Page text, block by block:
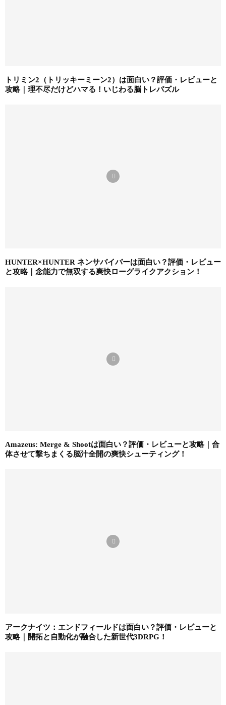
トリミン2（トリッキーミーン2）は面白い？評価・レビューと
攻略｜理不尽だけどハマる！いじわる脳トレパズル
HUNTER×HUNTER ネンサバイバーは面白い？評価・レビュー
と攻略｜念能力で無双する爽快ローグライクアクション！
Amazeus: Merge & Shootは面白い？評価・レビューと攻略｜合
体させて撃ちまくる脳汁全開の爽快シューティング！
アークナイツ：エンドフィールドは面白い？評価・レビューと
攻略｜開拓と自動化が融合した新世代3DRPG！